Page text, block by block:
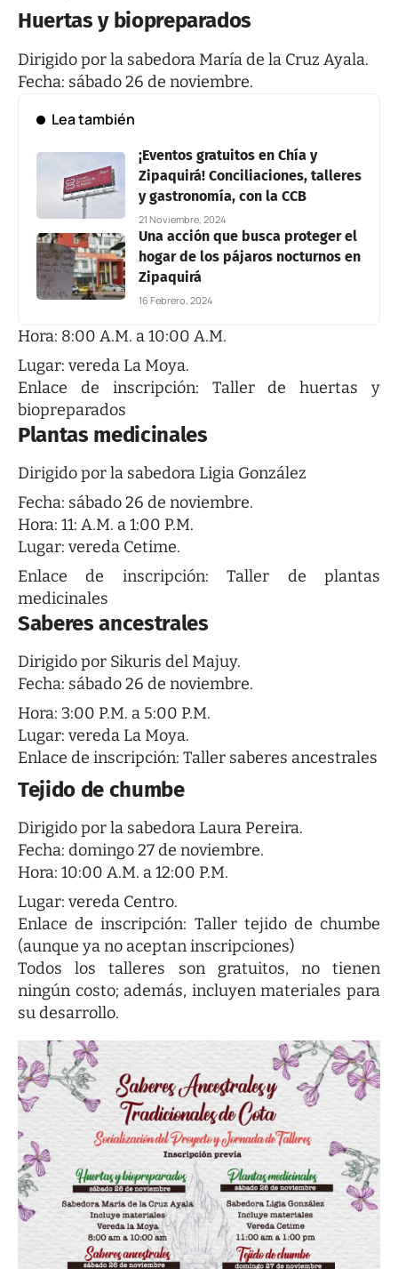
Huertas y biopreparados
Dirigido por la sabedora María de la Cruz Ayala.
Fecha: sábado 26 de noviembre.
Lea también
¡Eventos gratuitos en Chía y
Zipaquirá! Conciliaciones, talleres
y gastronomía, con la CCB
21 Noviembre, 2024
Una acción que busca proteger el
hogar de los pájaros nocturnos en
Zipaquirá
16 Febrero, 2024
Hora: 8:00 A.M. a 10:00 A.M.
Lugar: vereda La Moya.
Enlace de inscripción: Taller de huertas y
biopreparados
Plantas medicinales
Dirigido por la sabedora Ligia González
Fecha: sábado 26 de noviembre.
Hora: 11: A.M. a 1:00 P.M.
Lugar: vereda Cetime.
Enlace de inscripción:Taller de plantas
medicinales
Saberes ancestrales
Dirigido por Sikuris del Majuy.
Fecha: sábado 26 de noviembre.
Hora: 3:00 P.M. a 5:00 P.M.
Lugar: vereda La Moya.
Enlace de inscripción: Taller saberes ancestrales
Tejido de chumbe
Dirigido por la sabedora Laura Pereira.
Fecha: domingo 27 de noviembre.
Hora: 10:00 A.M. a 12:00 P.M.
Lugar: vereda Centro.
Enlace de inscripción: Taller tejido de chumbe
(aunque ya no aceptan inscripciones)
Todos los talleres son gratuitos, no tienen
ningún costo; además, incluyen materiales para
su desarrollo.